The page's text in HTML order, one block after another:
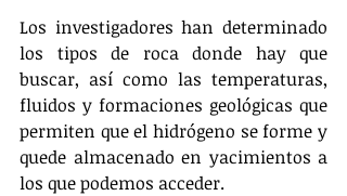
Los investigadores han determinado
los tipos de roca donde hay que
buscar, así como las temperaturas,
fluidos y formaciones geológicas que
permiten que el hidrógeno se forme y
quede almacenado en yacimientos a
los que podemos acceder.